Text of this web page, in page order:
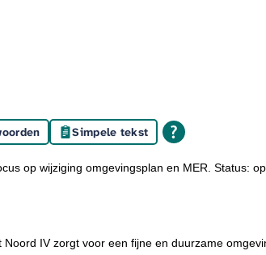
Simpele tekst
op wijziging omgevingsplan en MER. Status:
IV zorgt voor een fijne en duurzame